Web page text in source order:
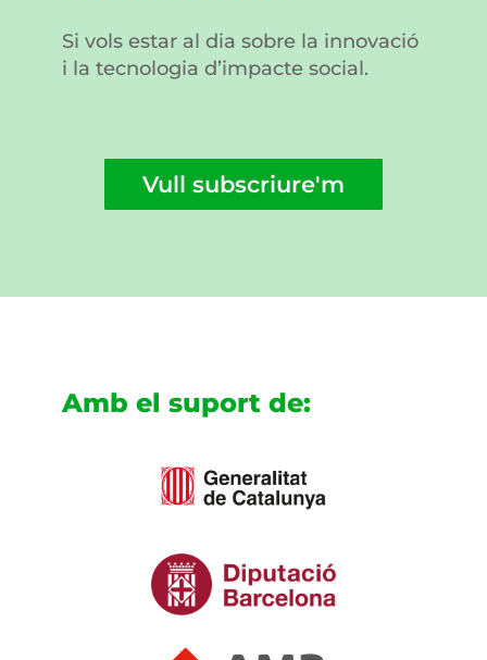
Si vols estar al dia sobre la innovació
i la tecnologia d’impacte social.
Vull subscriure'm
Amb el suport de: